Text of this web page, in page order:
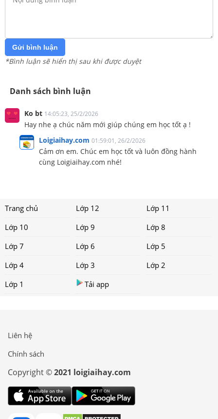
Gửi bình luận
*Bình luận sẽ hiển thị sau khi được duyệt
Danh sách bình luận
Ko bt 14:05:23, 25/2/2026
Hay nhe ạ chúc năm mới giúp chúng em học tốt ạ !
Loigiaihay.com 01:59:01, 26/2/2026
Cảm ơn em. Chúc em học tốt và luôn đồng hành
cùng Loigiaihay.com nhé!
Trang chủ Lớp 12
Lớp 11
Lớp 10
Lớp 9
Lớp 8
Lớp 7
Lớp 6
Lớp 5
Lớp 4
Lớp 3
Lớp 2
Lớp 1
Tải app
Liên hệ
Chính sách
Copyright ©2021 loigiaihay.com